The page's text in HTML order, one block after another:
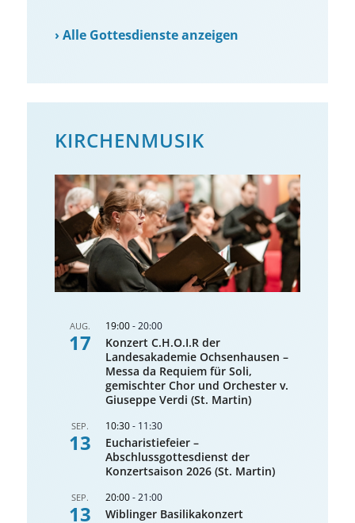
›Alle Gottesdienste anzeigen
KIRCHENMUSIK
AUG.
17
19:00-20:00
Konzert C.H.O.I.R der
Landesakademie Ochsenhausen –
Messa da Requiem für Soli,
gemischter Chor und Orchester v.
Giuseppe Verdi (St. Martin)
SEP.
13
10:30- 11:30
Eucharistiefeier –
Abschlussgottesdienst der
Konzertsaison 2026 (St. Martin)
SEP.
13
20:00-21:00
Wiblinger Basilikakonzert